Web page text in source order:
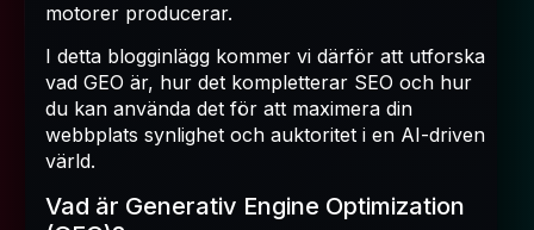
motorer producerar.
I detta blogginlägg kommer vi därför att utforska
vad GEO är, hur det kompletterar SEO och hur
du kan använda det för att maximera din
webbplats synlighet och auktoritet i en AI-driven
värld.
Vad är Generativ Engine Optimization